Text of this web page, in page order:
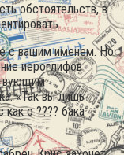
обстоятельств, в
с вашим именем. Но
иероглифов
«Так вы лишь
о ???? бака